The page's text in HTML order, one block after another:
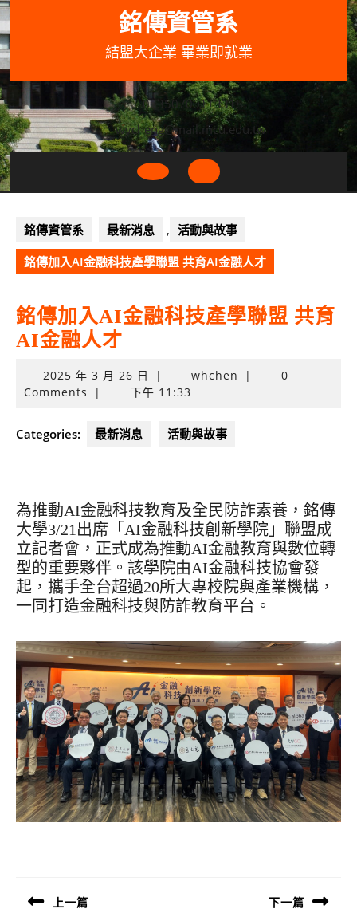
Skip
to
content
銘傳資管系
結盟大企業 畢業即就業
033507001+3318
wycheng@mail.mcu.edu.tw
Open
銘傳資管系
最新消息 , 活動與故事
銘傳加入AI金融科技產學聯盟 共育AI金融人才
銘傳加入AI金融科技產學聯盟 共育
AI金融人才
2025 年 3 月 26 日 2025
年
| whchen |
0
Comments
| 下午 11:33
Categories: 最新消息 活動與故事
為推動AI金融科技教育及全民防詐素養，銘傳
大學3/21出席「AI金融科技創新學院」聯盟成
立記者會，正式成為推動AI金融教育與數位轉
型的重要夥伴。該學院由AI金融科技協會發
起，攜手全台超過20所大專校院與產業機構，
一同打造金融科技與防詐教育平台。
導
上一篇 下一篇